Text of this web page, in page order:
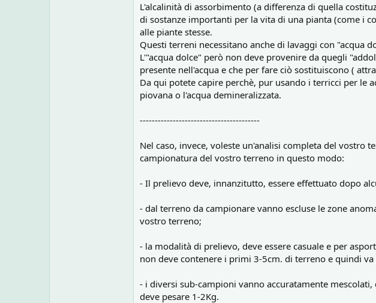
L'alcalinità di assorbimento (a differenza di quella
di sostanze importanti per la vita di una pianta (come i
alle piante stesse.
Questi terreni necessitano anche di lavaggi con "acqua
L'"acqua dolce" però non deve provenire da quegli
presente nell'acqua e che per fare ciò sostituiscono (
Da qui potete capire perchè, pur usando i terricci per le
piovana o l'acqua demineralizzata.
----------------------------------------
Nel caso, invece, voleste un'analisi completa del
campionatura del vostro terreno in questo modo:
- Il prelievo deve, innanzitutto, essere effettuato dopo
- dal terreno da campionare vanno escluse le zone
vostro terreno;
- la modalità di prelievo, deve essere casuale e per
non deve contenere i primi 3-5cm. di terreno e quindi
- i diversi sub-campioni vanno accuratamente
deve pesare 1-2Kg.